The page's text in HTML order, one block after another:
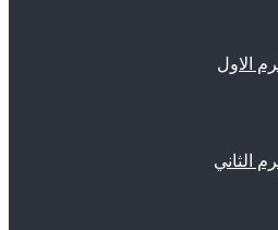
الاول
الثاني